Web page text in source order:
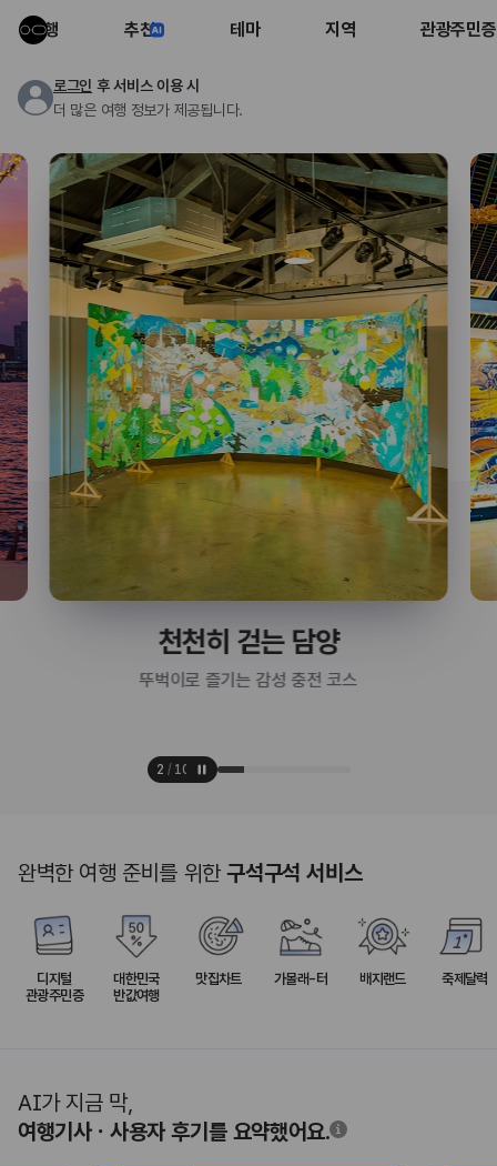
여행 추천 테마 지역 관광주민증
로그인 후 서비스 이용 시
더 많은 여행 정보가 제공됩니다.
천천히 걷는 담양
뚜벅이로 즐기는 감성 충전 코스
2 / 10
완벽한 여행 준비를 위한구석구석 서비스
디지털
관광주민증
대한민국
반값여행
맛집차트 가볼래-터 배지랜드 축제달력
AI가 지금 막,
여행기사ㆍ사용자 후기를 요약했어요.